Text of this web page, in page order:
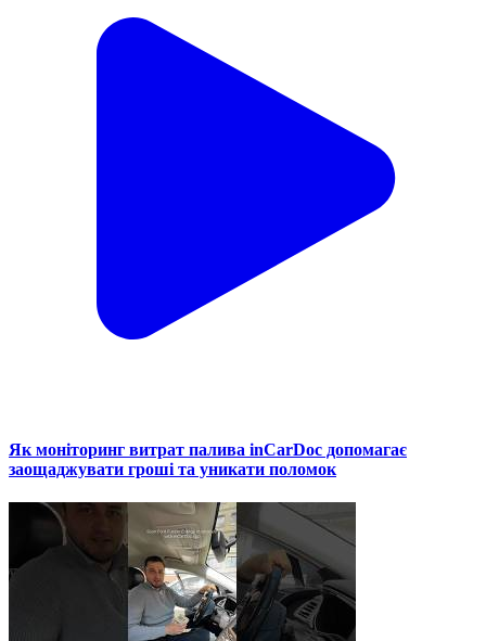
Як моніторинг витрат палива inCarDoc допомагає
заощаджувати гроші та уникати поломок